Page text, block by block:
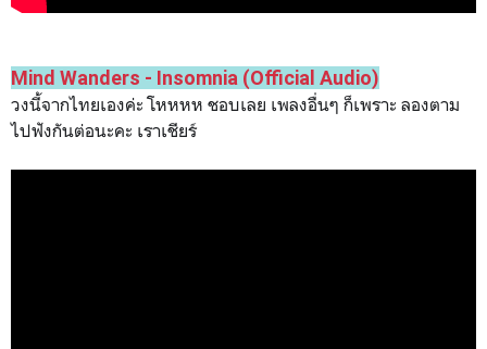
Mind Wanders - Insomnia (Official Audio)
วงนี้จากไทยเองค่ะ โหหหห ชอบเลย เพลงอื่นๆ ก็เพราะ ลองตาม
ไปฟังกันต่อนะคะ เราเชียร์